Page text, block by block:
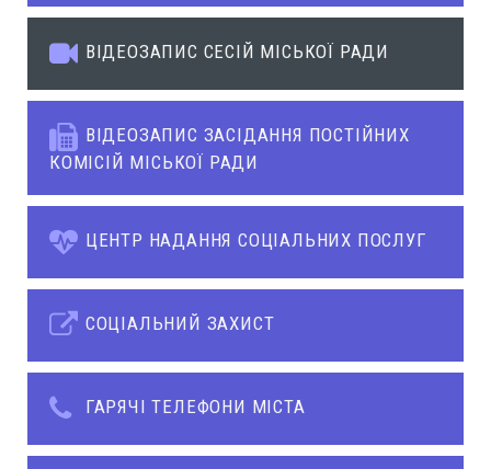
ВІДЕОЗАПИС СЕСІЙ МІСЬКОЇ РАДИ
ВІДЕОЗАПИС ЗАСІДАННЯ ПОСТІЙНИХ
КОМІСІЙ МІСЬКОЇ РАДИ
ЦЕНТР НАДАННЯ СОЦІАЛЬНИХ ПОСЛУГ
СОЦІАЛЬНИЙ ЗАХИСТ
ГАРЯЧІ ТЕЛЕФОНИ МІСТА